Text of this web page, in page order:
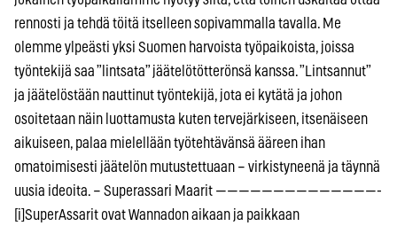
rennosti ja tehdä töitä itselleen sopivammalla tavalla. Me
olemme ylpeästi yksi Suomen harvoista työpaikoista, joissa
työntekijä saa ”lintsata” jäätelötötterönsä kanssa. ”Lintsannut”
ja jäätelöstään nauttinut työntekijä, jota ei kytätä ja johon
osoitetaan näin luottamusta kuten tervejärkiseen, itsenäiseen
aikuiseen, palaa mielellään työtehtävänsä ääreen ihan
omatoimisesti jäätelön mutustettuaan – virkistyneenä ja täynnä
uusia ideoita. – Superassari Maarit ——————————————-
[i]SuperAssarit ovat Wannadon aikaan ja paikkaan